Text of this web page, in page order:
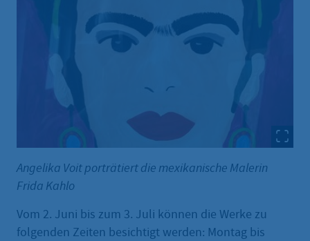
Angelika Voit porträtiert die mexikanische Malerin
Frida Kahlo
Vom 2. Juni bis zum 3. Juli können die Werke zu
folgenden Zeiten besichtigt werden: Montag bis